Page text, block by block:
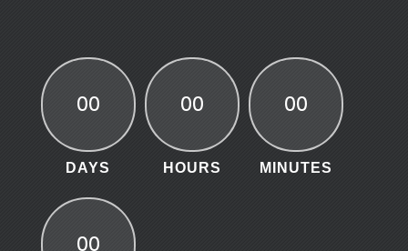
00
DAYS
00
HOURS
00
MINUTES
00